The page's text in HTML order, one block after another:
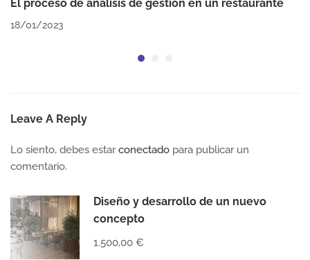
El proceso de análisis de gestión en un restaurante
18/01/2023
Leave A Reply
Lo siento, debes estarconectado para publicar un
comentario.
Diseño y desarrollo de un nuevo
concepto
1.500,00 €